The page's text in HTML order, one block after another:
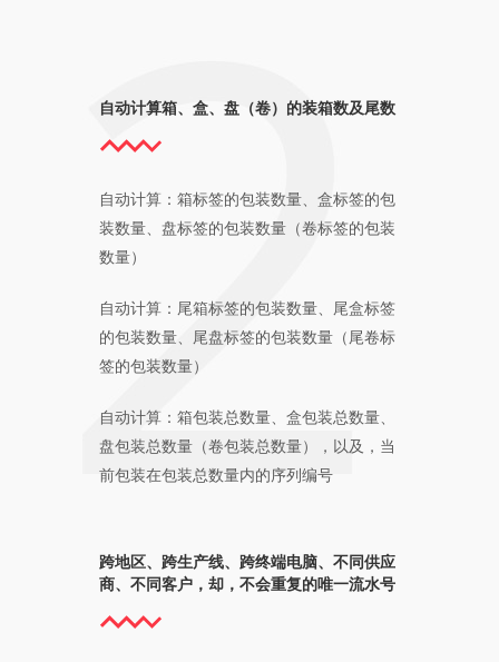
自动计算箱、盒、盘（卷）的装箱数及尾数
自动计算：箱标签的包装数量、盒标签的包
装数量、盘标签的包装数量（卷标签的包装
数量）
自动计算：尾箱标签的包装数量、尾盒标签
的包装数量、尾盘标签的包装数量（尾卷标
签的包装数量）
自动计算：箱包装总数量、盒包装总数量、
盘包装总数量（卷包装总数量），以及，当
前包装在包装总数量内的序列编号
跨地区、跨生产线、跨终端电脑、不同供应
商、不同客户，却，不会重复的唯一流水号